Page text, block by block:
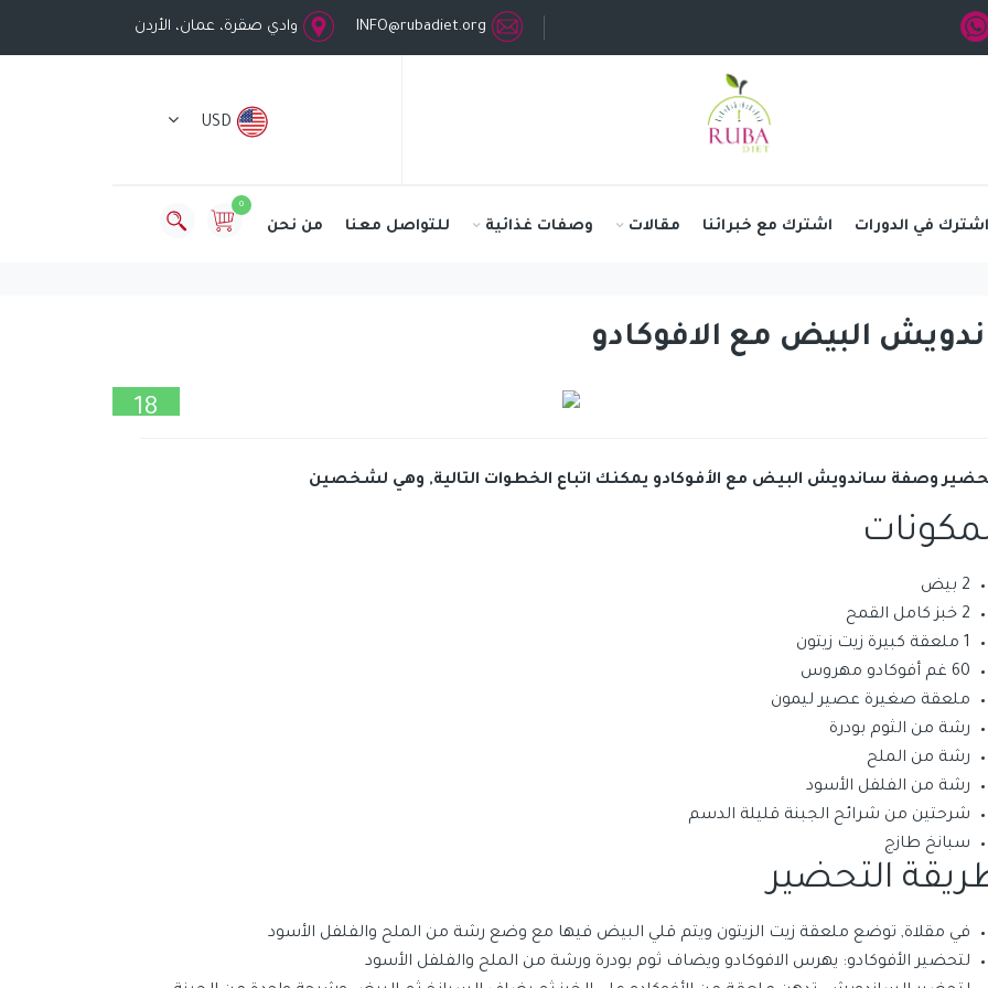
INFO@rubadiet.org وادي صقرة، عمان، الأردن
USD
0
اشترك في الدورات اشترك مع خبرائنا مقالات وصفات غذائية للتواصل معنا من نحن
البيض مع الافوكادو
18
وصفة ساندويش البيض مع الأفوكادو يمكنك اتباع الخطوات التالية, وهي لشخصين
2 بيض
2 خبز كامل القمح
1 ملعقة كبيرة زيت زيتون
60 غم أفوكادو مهروس
ملعقة صغيرة عصير ليمون
رشة من الثوم بودرة
رشة من الملح
رشة من الفلفل الأسود
شرحتين من شرائح الجبنة قليلة الدسم
سبانخ طازج
التحضير
في مقلاة, توضع ملعقة زيت الزيتون ويتم قلي البيض فيها مع وضع رشة من الملح والفلفل الأسود
لتحضير الأفوكادو: يهرس الافوكادو ويضاف ثوم بودرة ورشة من الملح والفلفل الأسود